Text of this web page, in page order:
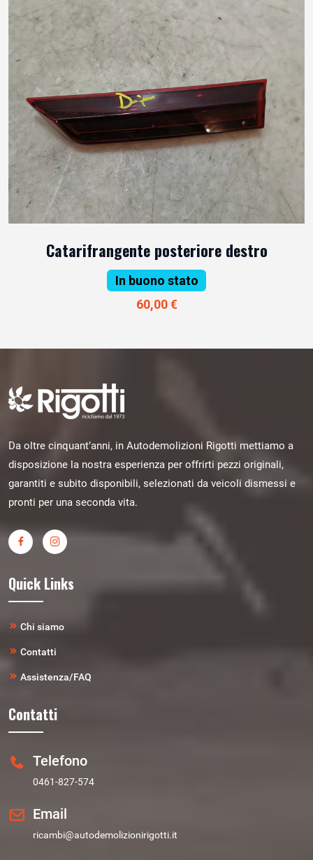
Catarifrangente posteriore destro
In buono stato
60,00 €
Da oltre cinquant’anni, in Autodemolizioni Rigotti mettiamo a
disposizione la nostra esperienza per offrirti pezzi originali,
garantiti e subito disponibili, selezionati da veicoli dismessi e
pronti per una seconda vita.
Quick Links
Chi siamo
Contatti
Assistenza/FAQ
Contatti
Telefono
0461-827-574
Email
ricambi@autodemolizionirigotti.it